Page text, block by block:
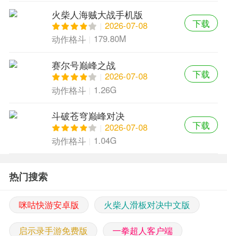
火柴人海贼大战手机版
2026-07-08
动作格斗
179.80M
下载
赛尔号巅峰之战
2026-07-08
动作格斗
1.26G
下载
斗破苍穹巅峰对决
2026-07-08
动作格斗
1.04G
下载
热门搜索
咪咕快游安卓版 火柴人滑板对决中文版
启示录手游免费版 一拳超人客户端